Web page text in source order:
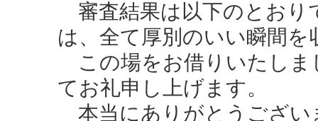
審査結果は以下のとおり
は、全て厚別のいい瞬間
この場をお借りいたしま
てお礼申し上げます。
本当にありがとうござい